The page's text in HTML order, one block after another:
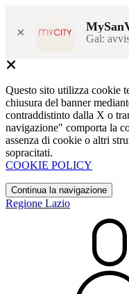
× Gal:
Questo sito utilizza cookie
chiusura del banner
contraddistinto dalla X o
navigazione" comporta la
assenza di cookie o altri
sopracitati.
COOKIE POLICY
Continua la navigazione
Regione Lazio